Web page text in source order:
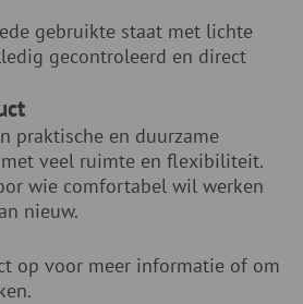
gebruikte staat met lichte
gecontroleerd en direct
praktische en duurzame
veel ruimte en flexibiliteit.
wie comfortabel wil werken
nieuw.
op voor meer informatie of om